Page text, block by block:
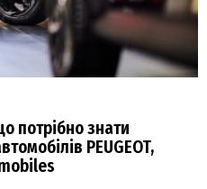
потрібно знати
PEUGEOT,